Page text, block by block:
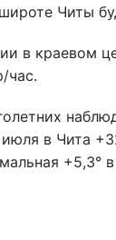
Читы
в краевом
час.
в Чита
+5,3° в